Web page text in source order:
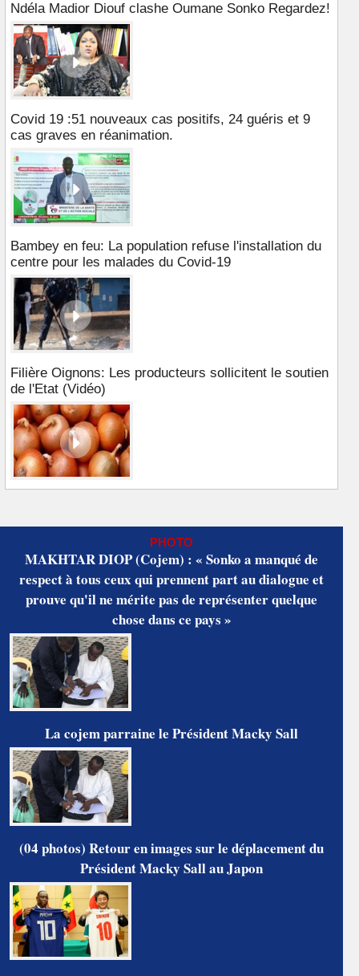
Ndéla Madior Diouf clashe Oumane Sonko Regardez!
Covid 19 :51 nouveaux cas positifs, 24 guéris et 9
cas graves en réanimation.
Bambey en feu: La population refuse l'installation du
centre pour les malades du Covid-19
Filière Oignons: Les producteurs sollicitent le soutien
de l'Etat (Vidéo)
PHOTO
MAKHTAR DIOP (Cojem) : « Sonko a manqué de
respect à tous ceux qui prennent part au dialogue et
prouve qu'il ne mérite pas de représenter quelque
chose dans ce pays »
La cojem parraine le Président Macky Sall
(04 photos) Retour en images sur le déplacement du
Président Macky Sall au Japon